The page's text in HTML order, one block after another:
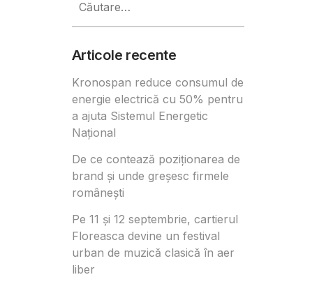
după:
Articole recente
Kronospan reduce consumul de
energie electrică cu 50% pentru
a ajuta Sistemul Energetic
Național
De ce contează poziționarea de
brand și unde greșesc firmele
românești
Pe 11 și 12 septembrie, cartierul
Floreasca devine un festival
urban de muzică clasică în aer
liber